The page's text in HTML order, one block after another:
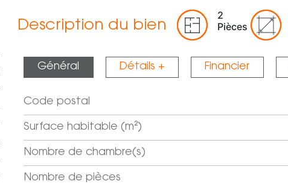
Description du bien
2
Pièces
Général Détails + Financier
Label Value
Code postal
Surface habitable (m²)
Nombre de chambre(s)
Nombre de pièces